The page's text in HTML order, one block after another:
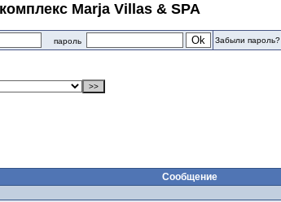
Marja Villas & SPA
пароль Забыли пароль?
Сообщение